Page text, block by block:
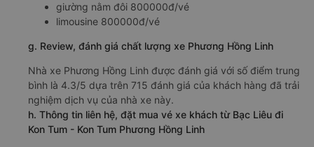
giường nằm đôi 800000đ/vé
limousine 800000đ/vé
g. Review, đánh giá chất lượng xe Phương Hồng Linh
Nhà xe Phương Hồng Linh được đánh giá với số điểm trung
bình là 4.3/5 dựa trên 715 đánh giá của khách hàng đã trải
nghiệm dịch vụ của nhà xe này.
h. Thông tin liên hệ, đặt mua vé xe khách từ Bạc Liêu đi
Kon Tum - Kon Tum Phương Hồng Linh